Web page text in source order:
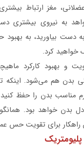
مغز ارتباط
به نیروی بیشتری
دست بیاورید، به
کرد.
و بهبود کارکرد
بدن هم می‌شود. اینکه
مناسب بدن را حفظ کنید
بدن خواهد بود.
راهکار برای تقویت حس